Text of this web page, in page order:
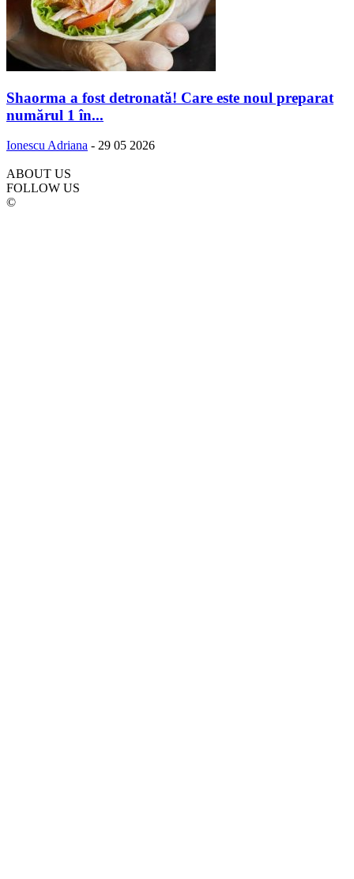
Shaorma a fost detronată! Care este noul preparat
numărul 1 în...
Ionescu Adriana - 29 05 2026
ABOUT US
FOLLOW US
©